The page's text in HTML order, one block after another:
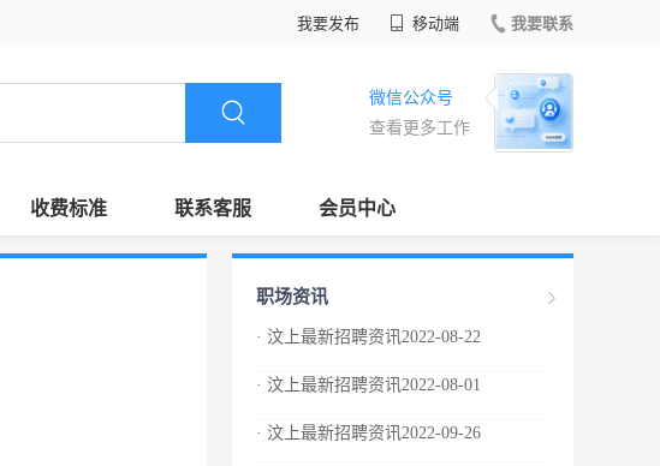
我要发布 移动端 我要联系
微信公众号
查看更多工作
收费标准 联系客服 会员中心
职场资讯
· 汶上最新招聘资讯2022-08-22
· 汶上最新招聘资讯2022-08-01
· 汶上最新招聘资讯2022-09-26